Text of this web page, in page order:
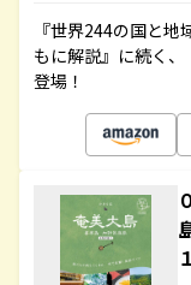
『世界244の国と
もに解説』に続く
登場！